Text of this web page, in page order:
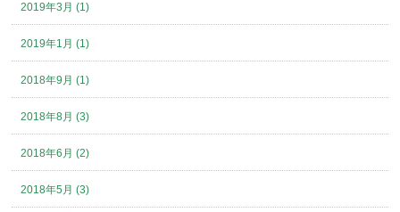
2019年3月 (1)
2019年1月 (1)
2018年9月 (1)
2018年8月 (3)
2018年6月 (2)
2018年5月 (3)